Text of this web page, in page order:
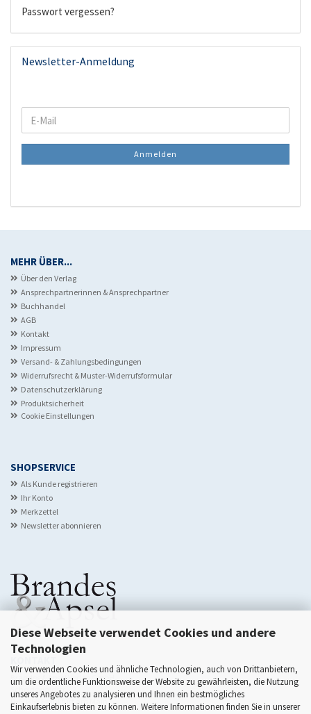
Diese Webseite verwendet Cookies und andere
Technologien
Wir verwenden Cookies und ähnliche Technologien, auch von Drittanbietern,
um die ordentliche Funktionsweise der Website zu gewährleisten, die Nutzung
unseres Angebotes zu analysieren und Ihnen ein bestmögliches
Einkaufserlebnis bieten zu können. Weitere Informationen finden Sie in unserer
Passwort vergessen?
Newsletter-Anmeldung
WEITER
ZUR
NEWSLETTER-
E-
Mail
Anmelden
MEHR ÜBER...
Über den Verlag
Ansprechpartnerinnen & Ansprechpartner
Buchhandel
AGB
Kontakt
Impressum
Versand- & Zahlungsbedingungen
Widerrufsrecht & Muster-Widerrufsformular
Datenschutzerklärung
Produktsicherheit
Cookie Einstellungen
SHOPSERVICE
Als Kunde registrieren
Ihr Konto
Merkzettel
Newsletter abonnieren
Brandes & Apsel Verlag GmbH
Scheidswaldstr. 22
D-60385 Frankfurt am Main